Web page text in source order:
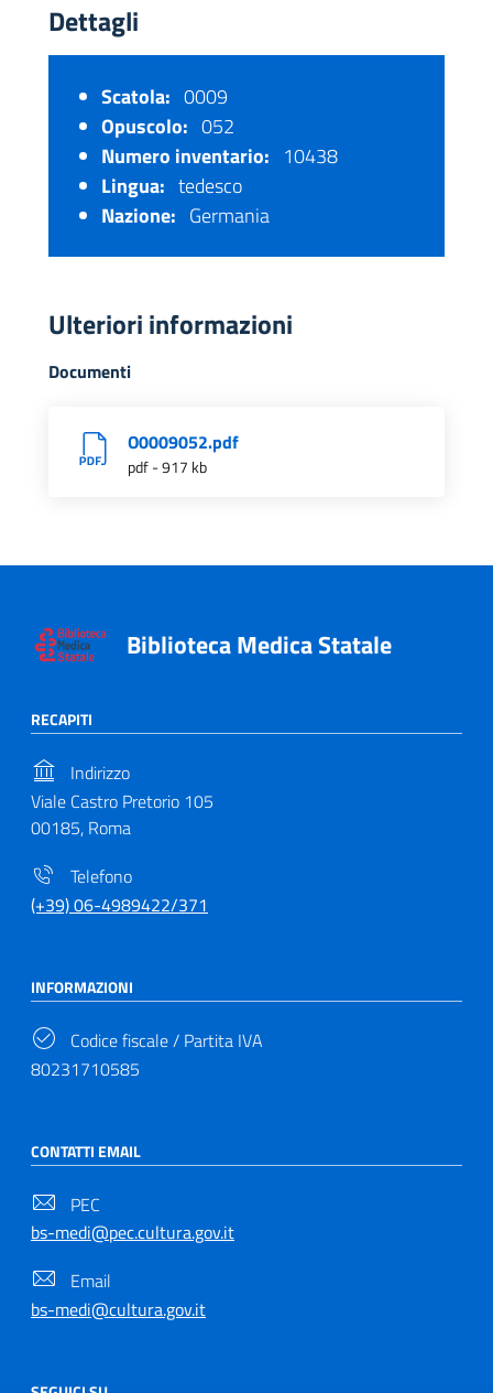
Dettagli
Scatola: 0009
Opuscolo: 052
Numero inventario: 10438
Lingua: tedesco
Nazione: Germania
Ulteriori informazioni
Documenti
O0009052.pdf
pdf - 917 kb
Biblioteca Medica Statale
RECAPITI
Indirizzo
Viale Castro Pretorio 105
00185, Roma
Telefono
(+39) 06-4989422/371
INFORMAZIONI
Codice fiscale / Partita IVA
80231710585
CONTATTI EMAIL
PEC
bs-medi@pec.cultura.gov.it
Email
bs-medi@cultura.gov.it